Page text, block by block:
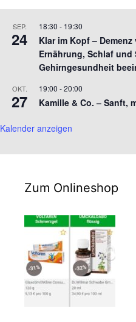
SEP.
24
18:30 - 19:30
Klar im Kopf –
Ernährung, Schlaf
Gehirngesundheit
OKT.
27
19:00 -20:00
Kamille & Co. – Sanft,
Kalender anzeigen
Zum Onlineshop